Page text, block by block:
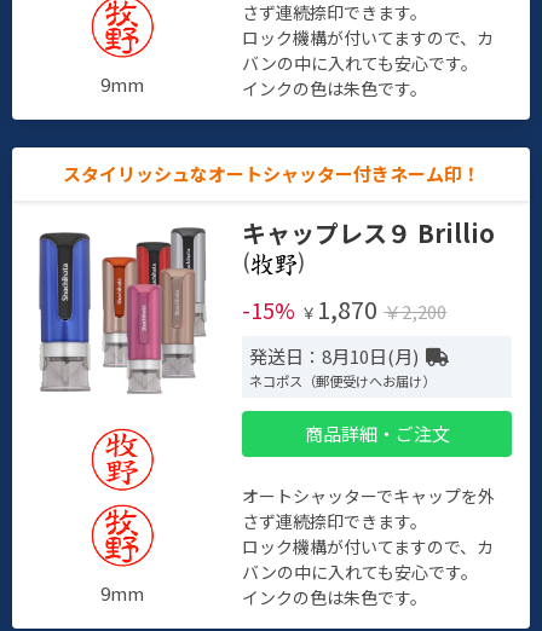
9mm
さず連続捺印できます。
ロック機構が付いてますので、カ
バンの中に入れても安心です。
インクの色は朱色です。
スタイリッシュなオートシャッター付きネーム印！
9mm
キャップレス９ Brillio
(
)
-15% ￥ 1,870 ￥2,200
発送日：8月10日(月)
ネコポス（郵便受けへお届け）
商品詳細・ご注文
オートシャッターでキャップを外
さず連続捺印できます。
ロック機構が付いてますので、カ
バンの中に入れても安心です。
インクの色は朱色です。